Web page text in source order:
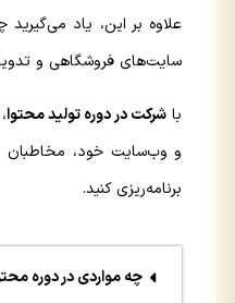
علاوه بر این، یاد
سایت‌های فروشگاهی و
با شرکت در دوره تولید محتوا
و وب‌سایت خود، مخاطبان
برنامه‌ریزی کنید.
چه مواردی در دوره